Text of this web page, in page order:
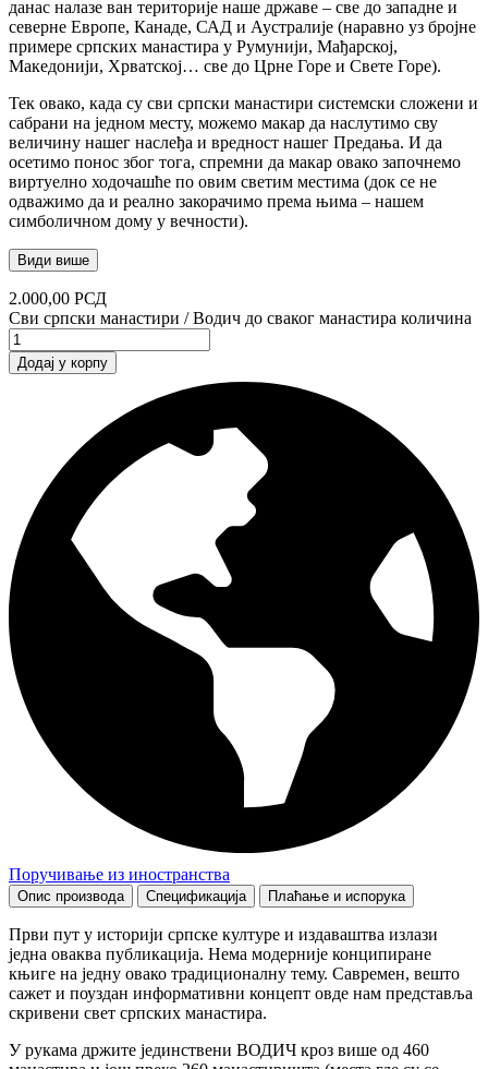
данас налазе ван територије наше државе – све до западне и
северне Европе, Канаде, САД и Аустралије (наравно уз бројне
примере српских манастира у Румунији, Мађарској,
Македонији, Хрватској… све до Црне Горе и Свете Горе).
Тек овако, када су сви српски манастири системски сложени и
сабрани на једном месту, можемо макар да наслутимо сву
величину нашег наслеђа и вредност нашег Предања. И да
осетимо понос због тога, спремни да макар овако започнемо
виртуелно ходочашће по овим светим местима (док се не
одважимо да и реално закорачимо према њима – нашем
симболичном дому у вечности).
Види више
2.000,00 РСД
Сви српски манастири / Водич до сваког манастира количина
Додај у корпу
Поручивање из иностранства
Опис производа Спецификација Плаћање и испорука
Први пут у историји српске културе и издаваштва излази
једна оваква публикација. Нема модерније конципиране
књиге на једну овако традиционалну тему. Савремен, вешто
сажет и поуздан информативни концепт овде нам представља
скривени свет српских манастира.
У рукама држите јединствени ВОДИЧ кроз више од 460